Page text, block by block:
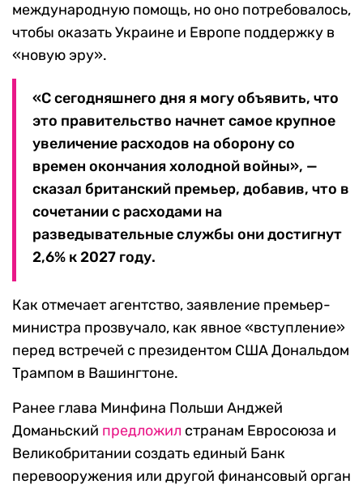
международную помощь, но оно потребовалось,
чтобы оказать Украине и Европе поддержку в
«новую эру».
«С сегодняшнего дня я могу объявить, что
это правительство начнет самое крупное
увеличение расходов на оборону со
времен окончания холодной войны», —
сказал британский премьер, добавив, что в
сочетании с расходами на
разведывательные службы они достигнут
2,6% к 2027 году.
Как отмечает агентство, заявление премьер-
министра прозвучало, как явное «вступление»
перед встречей с президентом США Дональдом
Трампом в Вашингтоне.
Ранее глава Минфина Польши Анджей
Доманьский предложил странам Евросоюза и
Великобритании создать единый Банк
перевооружения или другой финансовый орган